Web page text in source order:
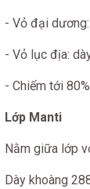
- Vỏ đại
- Vỏ lục địa:
- Chiếm tới
Lớp Manti
Nằm giữa lớp
Dày khoàng